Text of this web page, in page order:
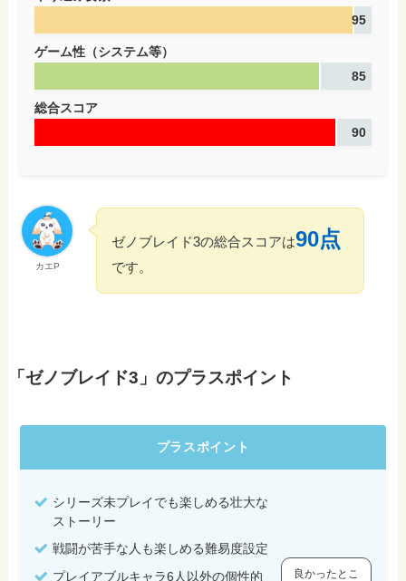
95
ゲーム性（システム等）
85
総合スコア
90
カエP
ゼノブレイド3の総合スコアは90点
です。
「ゼノブレイド3」のプラスポイント
プラスポイント
シリーズ未プレイでも楽しめる壮大な
ストーリー
戦闘が苦手な人も楽しめる難易度設定
プレイアブルキャラ6人以外の個性的
良かったとこ